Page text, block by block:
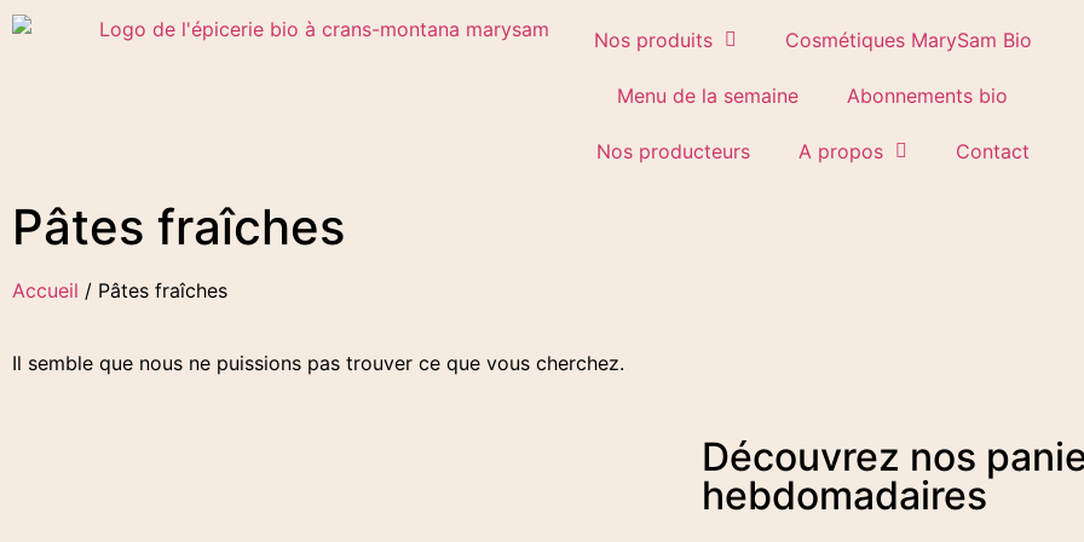
Nos produits Cosmétiques MarySam Bio
Menu de la semaine Abonnements bio
Nos producteurs A propos Contact
Pâtes fraîches
Accueil / Pâtes fraîches
Il semble que nous ne puissions pas trouver ce que vous cherchez.
Découvrez nos
hebdomadaires